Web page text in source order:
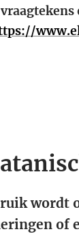
wordt
of